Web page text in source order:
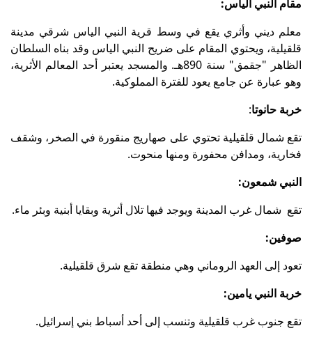
مقام النبي الياس:
معلم ديني وأثري يقع في وسط قرية النبي الياس شرقي مدينة
قلقيلية، ويحتوي المقام على ضريح النبي الياس وقد بناه السلطان
الظاهر "جقمق" سنة 890هـ. والمسجد يعتبر أحد المعالم الأثرية،
وهو عبارة عن جامع يعود للفترة المملوكية.
خربة حانوتا:
تقع شمال قلقيلية تحتوي على صهاريج منقورة في الصخر، وشقف
فخارية، ومدافن محفورة ومنها منحوت.
النبي شمعون:
تقع شمال غرب المدينة ويوجد فيها تلال أثرية وبقايا أبنية وبئر ماء.
صوفين:
تعود إلى العهد الروماني وهي منطقة تقع شرق قلقيلية.
خربة النبي يامين:
تقع جنوب غرب قلقيلية وتنسب إلى أحد أسباط بني إسرائيل.